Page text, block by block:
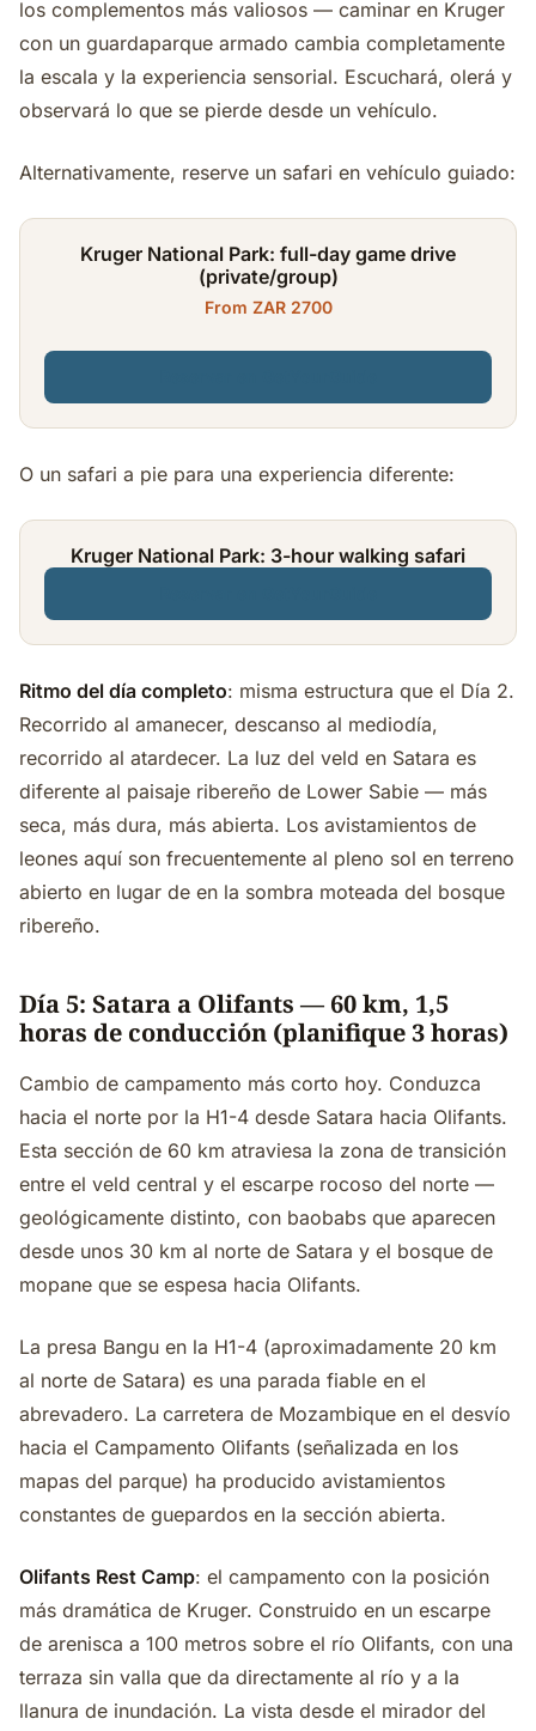
los complementos más valiosos — caminar en Kruger
con un guardaparque armado cambia completamente
la escala y la experiencia sensorial. Escuchará, olerá y
observará lo que se pierde desde un vehículo.
Alternativamente, reserve un safari en vehículo guiado:
Kruger National Park: full-day game drive
(private/group)
From ZAR 2700
O un safari a pie para una experiencia diferente:
Kruger National Park: 3-hour walking safari
Ritmo del día completo: misma estructura que el Día 2.
Recorrido al amanecer, descanso al mediodía,
recorrido al atardecer. La luz del veld en Satara es
diferente al paisaje ribereño de Lower Sabie — más
seca, más dura, más abierta. Los avistamientos de
leones aquí son frecuentemente al pleno sol en terreno
abierto en lugar de en la sombra moteada del bosque
ribereño.
Día 5: Satara a Olifants — 60 km, 1,5
horas de conducción (planifique 3 horas)
Cambio de campamento más corto hoy. Conduzca
hacia el norte por la H1-4 desde Satara hacia Olifants.
Esta sección de 60 km atraviesa la zona de transición
entre el veld central y el escarpe rocoso del norte —
geológicamente distinto, con baobabs que aparecen
desde unos 30 km al norte de Satara y el bosque de
mopane que se espesa hacia Olifants.
La presa Bangu en la H1-4 (aproximadamente 20 km
al norte de Satara) es una parada fiable en el
abrevadero. La carretera de Mozambique en el desvío
hacia el Campamento Olifants (señalizada en los
mapas del parque) ha producido avistamientos
constantes de guepardos en la sección abierta.
Olifants Rest Camp: el campamento con la posición
más dramática de Kruger. Construido en un escarpe
de arenisca a 100 metros sobre el río Olifants, con una
terraza sin valla que da directamente al río y a la
llanura de inundación. La vista desde el mirador del